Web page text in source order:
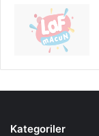
Kategoriler